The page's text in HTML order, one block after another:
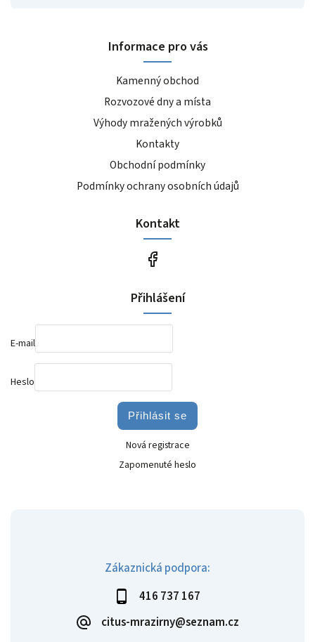
Zákaznická podpora:
416 737 167
citus-mrazirny@seznam.cz
Informace pro vás
Kamenný obchod
Rozvozové dny a místa
Výhody mražených výrobků
Kontakty
Obchodní podmínky
Podmínky ochrany osobních údajů
Kontakt
Přihlášení
E-mail
Heslo
Přihlásit se
Nová registrace
Zapomenuté heslo